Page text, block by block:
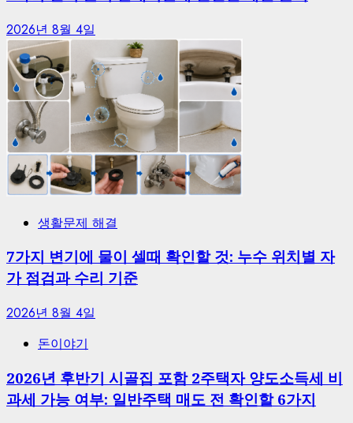
2026년 8월 4일
생활문제 해결
7가지 변기에 물이 셀때 확인할 것: 누수 위치별 자
가 점검과 수리 기준
2026년 8월 4일
돈이야기
2026년 후반기 시골집 포함 2주택자 양도소득세 비
과세 가능 여부: 일반주택 매도 전 확인할 6가지